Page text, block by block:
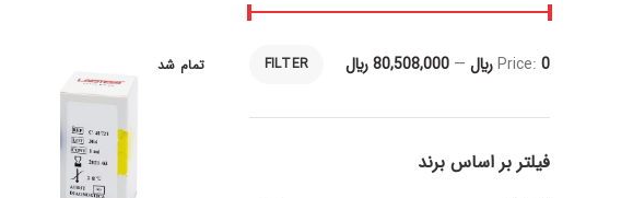
FILTER Price: 0 ﷼ — 80,508,000 ﷼
فیلتر بر اساس برند
تمام شد